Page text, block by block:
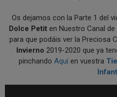
Os dejamos con la Parte 1 del
Dolce Petit en Nuestro Canal de
para que podáis ver la Preciosa
Invierno 2019-2020 que ya
pinchando Aquíen vuestra